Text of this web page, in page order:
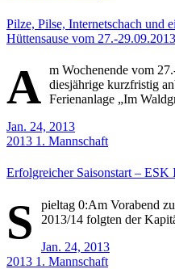
Pilze, Pilse, Internetschach und
Hüttensause vom 27.-29.09.2013
A m Wochenende vom
diesjährige kurzfristig
Ferienanlage „Im
Jan. 24, 2013
2013 1. Mannschaft
Erfolgreicher Saisonstart – ESK
S
pieltag 0:Am Vorabend
2013/14 folgten der
Jan. 24, 2013
2013 1. Mannschaft